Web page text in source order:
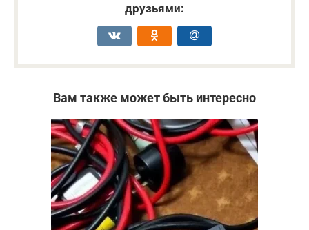
друзьями:
Вам также может быть интересно